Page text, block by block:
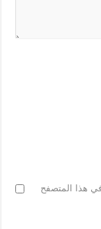
في هذا المتصفح